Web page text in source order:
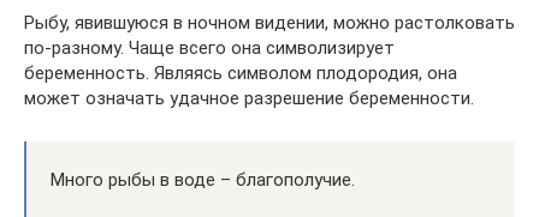
Рыбу, явившуюся в ночном видении, можно растолковать
по-разному. Чаще всего она символизирует
беременность. Являясь символом плодородия, она
может означать удачное разрешение беременности.
Много рыбы в воде – благополучие.